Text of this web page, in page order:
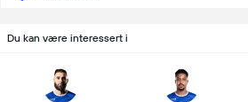
Du kan være interessert i